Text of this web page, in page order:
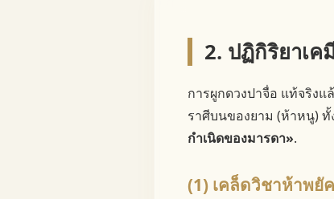
2. ปฏิกิริยาเ
การผูกดวงปาจื่อ แท้จริง
ราศีบนของยาม (ห้าหนู)
กำเนิดของมารดา».
(1) เคล็ดวิชาห้าพยั